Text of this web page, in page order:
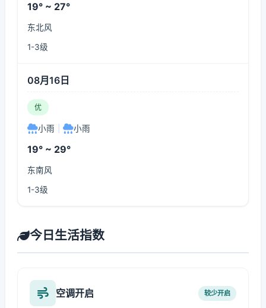
19° ~ 27°
东北风
1-3级
08月16日
优
小雨 小雨
19° ~ 29°
东南风
1-3级
今日生活指数
空调开启 较少开启